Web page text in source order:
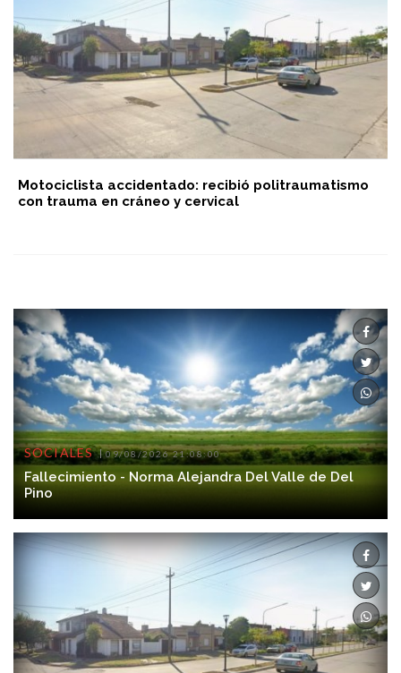
Motociclista accidentado: recibió politraumatismo
con trauma en cráneo y cervical
SOCIALES 09/08/2026 21:08:00
Fallecimiento - Norma Alejandra Del Valle de Del
Pino